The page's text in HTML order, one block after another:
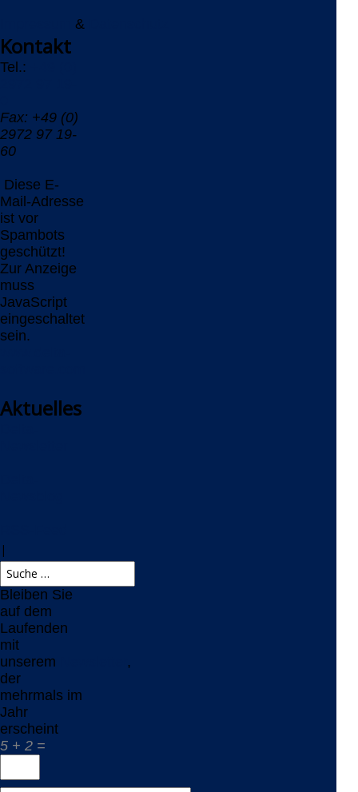
&
Kontakt
Tel.:
Fax: +49 (0)
2972 97 19-
60
Diese E-
Mail-Adresse
ist vor
Spambots
geschützt!
Zur Anzeige
muss
JavaScript
eingeschaltet
sein.
Aktuelles
|
Bleiben Sie
auf dem
Laufenden
mit
unserem
,
der
mehrmals im
Jahr
erscheint
5 + 2 =